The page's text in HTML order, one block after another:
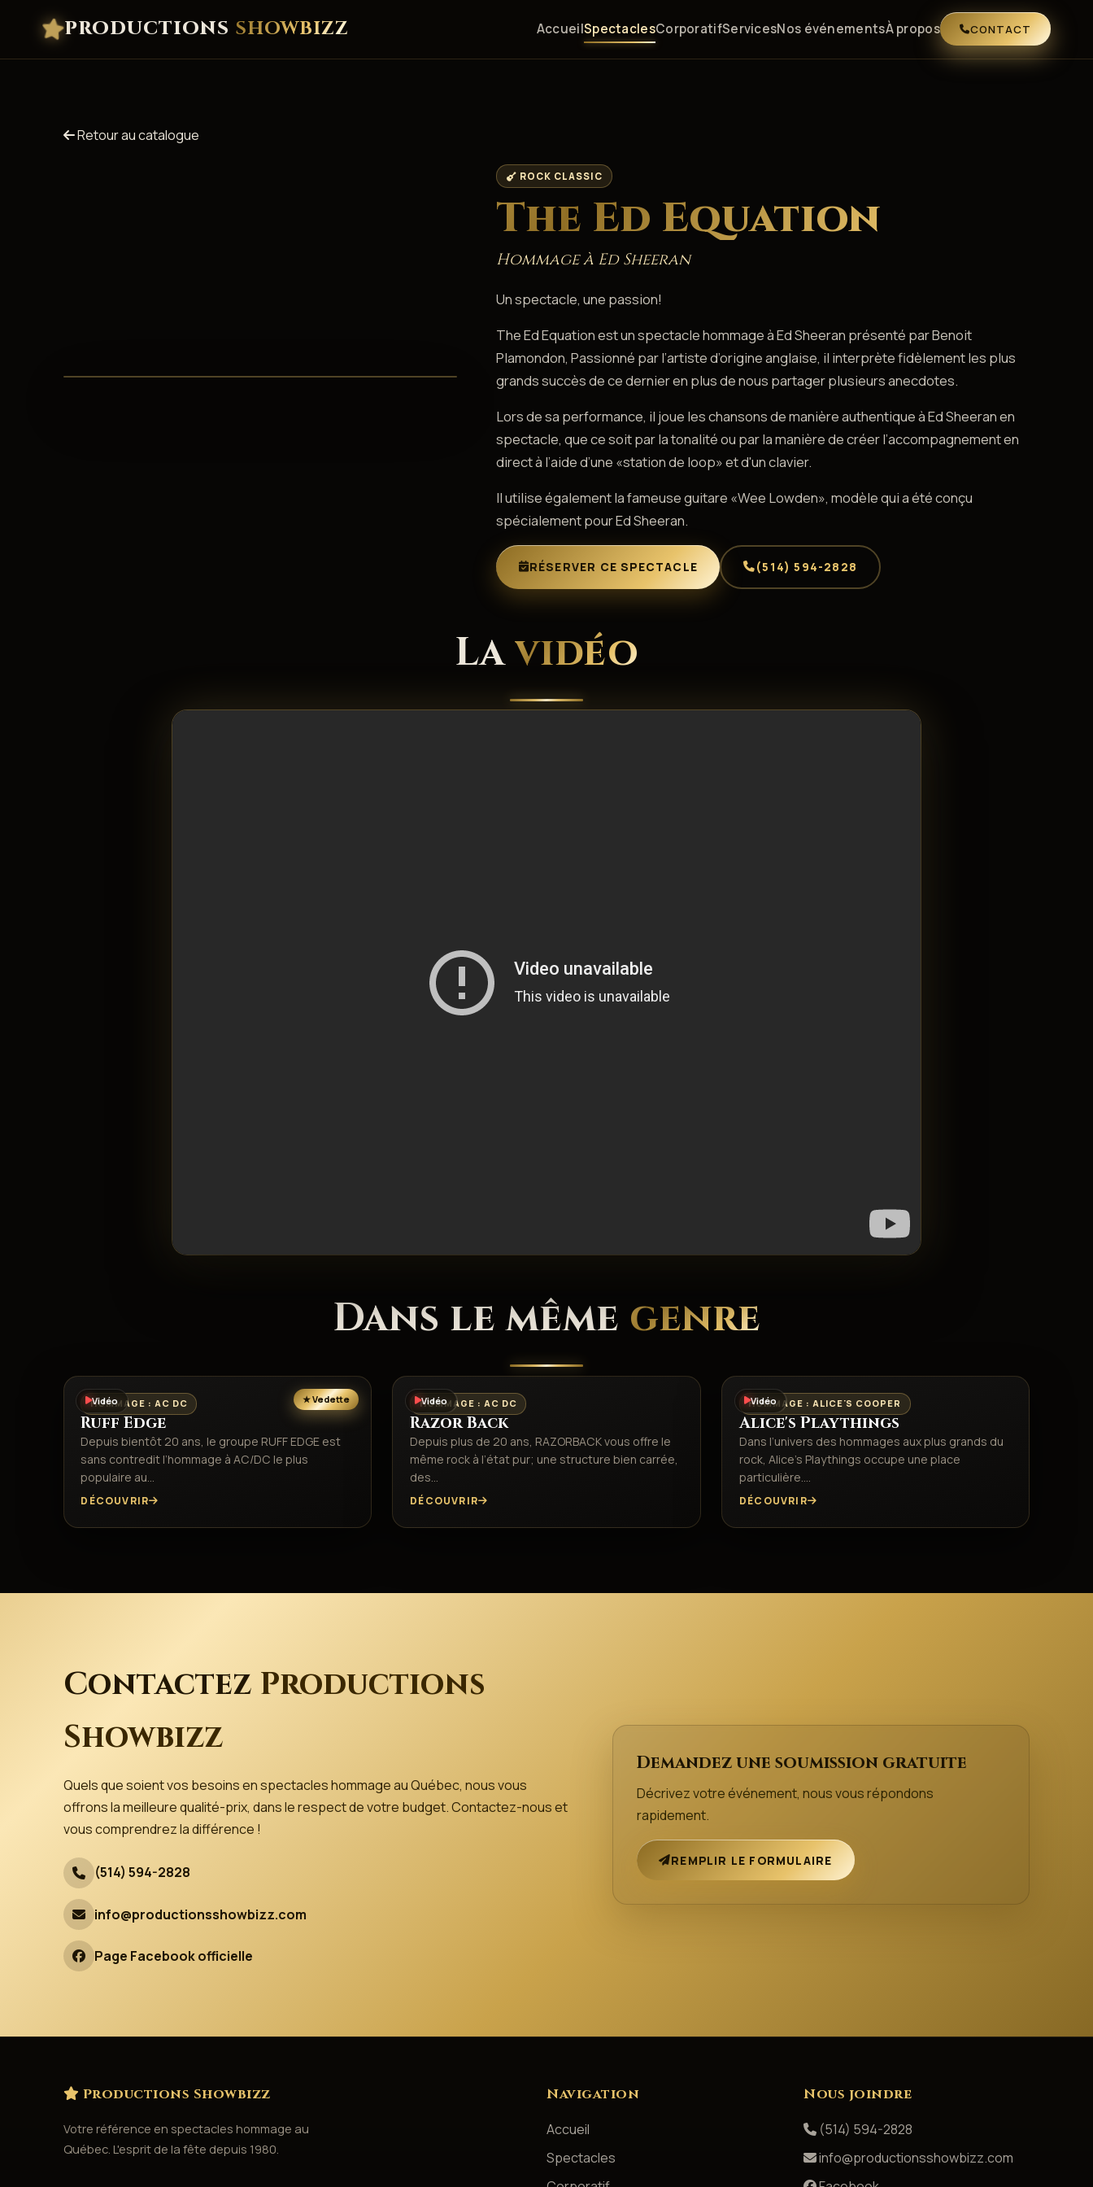
PRODUCTIONS SHOWBIZZ AccueilSpectaclesCorporatifServicesNos événementsÀ propos CONTACT
Retour au catalogue
ROCK CLASSIC
The Ed Equation
Hommage à Ed Sheeran
Un spectacle, une passion!
The Ed Equation est un spectacle hommage à Ed Sheeran présenté par Benoit
Plamondon, Passionné par l’artiste d’origine anglaise, il interprète fidèlement les plus
grands succès de ce dernier en plus de nous partager plusieurs anecdotes.
Lors de sa performance, il joue les chansons de manière authentique à Ed Sheeran en
spectacle, que ce soit par la tonalité ou par la manière de créer l’accompagnement en
direct à l’aide d’une «station de loop» et d'un clavier.
Il utilise également la fameuse guitare «Wee Lowden», modèle qui a été conçu
spécialement pour Ed Sheeran.
RÉSERVER CE SPECTACLE (514) 594-2828
Lavidéo
Dans le même genre
Vidéo
HOMMAGE : AC DC
Ruff Edge
Depuis bientôt 20 ans, le groupe RUFF EDGE est
sans contredit l’hommage à AC/DC le plus
populaire au…
DÉCOUVRIR
Vidéo
HOMMAGE : AC DC
Razor Back
Depuis plus de 20 ans, RAZORBACK vous offre le
même rock à l’état pur; une structure bien carrée,
des…
DÉCOUVRIR
Vidéo
HOMMAGE : ALICE'S COOPER
Alice's Playthings
Dans l’univers des hommages aux plus grands du
rock, Alice’s Playthings occupe une place
particulière.…
DÉCOUVRIR
Contactez Productions
Showbizz
Quels que soient vos besoins en spectacles hommage au Québec, nous vous
offrons la meilleure qualité-prix, dans le respect de votre budget. Contactez-nous et
vous comprendrez la différence !
(514) 594-2828
info@productionsshowbizz.com
Page Facebook officielle
Demandez une soumission gratuite
Décrivez votre événement, nous vous répondons
rapidement.
REMPLIR LE FORMULAIRE
Productions Showbizz
Votre référence en spectacles hommage au
Québec. L'esprit de la fête depuis 1980.
Navigation
Accueil
Spectacles
Nous joindre
(514) 594-2828
info@productionsshowbizz.com